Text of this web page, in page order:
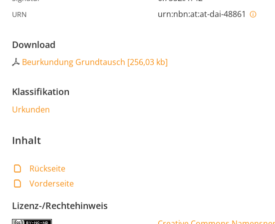
URN urn:nbn:at:at-dai-48861
Download
Beurkundung Grundtausch [256,03 kb]
Klassifikation
Urkunden
Inhalt
Rückseite
Vorderseite
Lizenz-/Rechtehinweis